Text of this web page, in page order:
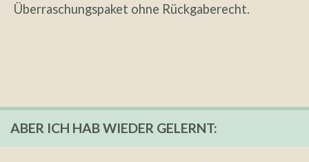
Überraschungspaket ohne Rückgaberecht.
ABER ICH HAB WIEDER GELERNT: